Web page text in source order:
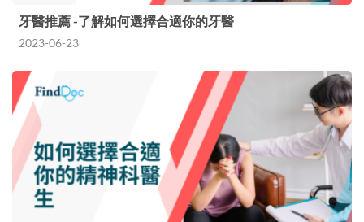
牙醫推薦 -了解如何選擇合適你的牙醫
2023-06-23